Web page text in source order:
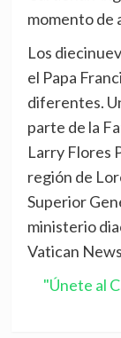
momento de
Los
el Papa
diferentes.
parte de la
Larry Flores
región de
Superior
ministerio
Vatican
"Únete al